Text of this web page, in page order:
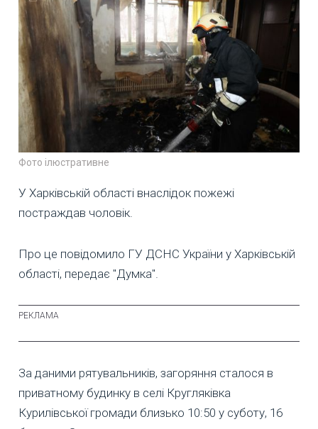
Фото ілюстративне
У Харківській області внаслідок пожежі
постраждав чоловік.
Про це повідомило ГУ ДСНС України у Харківській
області, передає "Думка".
За даними рятувальників, загоряння сталося в
приватному будинку в селі Кругляківка
Курилівської громади близько 10:50 у суботу, 16